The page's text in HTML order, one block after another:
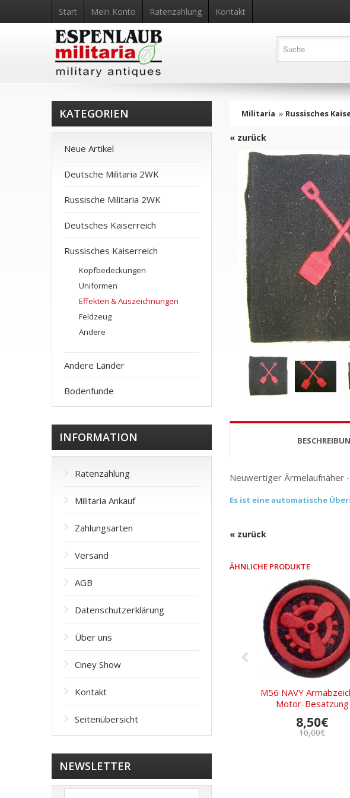
Start Mein Konto Ratenzahlung Kontakt
Militaria » Russisches
« zurück
Neuwertiger Ärmelaufnäher
Es ist eine automatische
« zurück
ÄHNLICHE PRODUKTE
M56 NAVY
Motor-Besatzung
8,50€
10,00€
KATEGORIEN
Neue Artikel
Deutsche Militaria 2WK
Russische Militaria 2WK
Deutsches Kaiserreich
Russisches Kaiserreich
Kopfbedeckungen
Uniformen
Effekten & Auszeichnungen
Feldzeug
Andere
Andere Länder
Bodenfunde
INFORMATION
Ratenzahlung
Militaria Ankauf
Zahlungsarten
Versand
AGB
Datenschutzerklärung
Über uns
Ciney Show
Kontakt
Seitenübersicht
NEWSLETTER